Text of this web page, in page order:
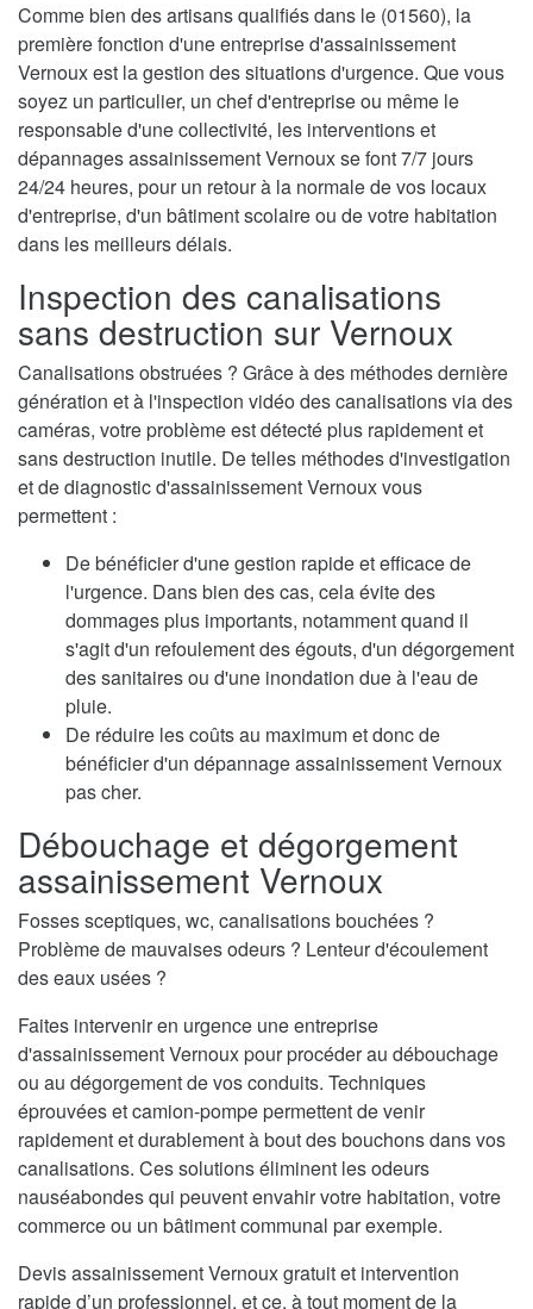
Comme bien des artisans qualifiés dans le (01560), la
première fonction d'une entreprise d'assainissement
Vernoux est la gestion des situations d'urgence. Que vous
soyez un particulier, un chef d'entreprise ou même le
responsable d'une collectivité, les interventions et
dépannages assainissement Vernoux se font 7/7 jours
24/24 heures, pour un retour à la normale de vos locaux
d'entreprise, d'un bâtiment scolaire ou de votre habitation
dans les meilleurs délais.
Inspection des canalisations
sans destruction sur Vernoux
Canalisations obstruées ? Grâce à des méthodes dernière
génération et à l'inspection vidéo des canalisations via des
caméras, votre problème est détecté plus rapidement et
sans destruction inutile. De telles méthodes d'investigation
et de diagnostic d'assainissement Vernoux vous
permettent :
De bénéficier d'une gestion rapide et efficace de
l'urgence. Dans bien des cas, cela évite des
dommages plus importants, notamment quand il
s'agit d'un refoulement des égouts, d'un dégorgement
des sanitaires ou d'une inondation due à l'eau de
pluie.
De réduire les coûts au maximum et donc de
bénéficier d'un dépannage assainissement Vernoux
pas cher.
Débouchage et dégorgement
assainissement Vernoux
Fosses sceptiques, wc, canalisations bouchées ?
Problème de mauvaises odeurs ? Lenteur d'écoulement
des eaux usées ?
Faites intervenir en urgence une entreprise
d'assainissement Vernoux pour procéder au débouchage
ou au dégorgement de vos conduits. Techniques
éprouvées et camion-pompe permettent de venir
rapidement et durablement à bout des bouchons dans vos
canalisations. Ces solutions éliminent les odeurs
nauséabondes qui peuvent envahir votre habitation, votre
commerce ou un bâtiment communal par exemple.
Devis assainissement Vernoux gratuit et intervention
rapide d’un professionnel, et ce, à tout moment de la